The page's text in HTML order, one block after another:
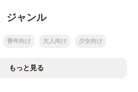
ジャンル
青年向け 大人向け 少女向け
もっと見る